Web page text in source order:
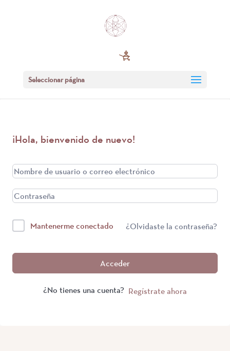
Seleccionar página
¡Hola, bienvenido de nuevo!
Mantenerme conectado ¿Olvidaste la contraseña?
Acceder
¿No tienes una cuenta? Regístrate ahora